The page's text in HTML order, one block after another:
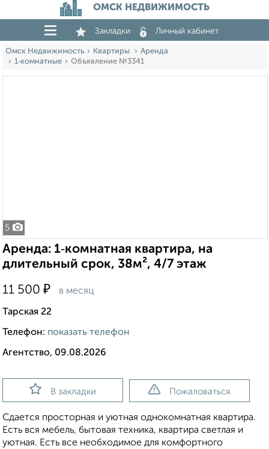
ОМСК НЕДВИЖИМОСТЬ
Закладки Личный кабинет
Омск Недвижимость Квартиры
Аренда
1‑комнатные
Объявление №3341
5
Аренда: 1‑комнатная квартира, на
длительный срок, 38м², 4/7 этаж
11 500 ₽ в месяц
Тарская 22
Телефон: показать телефон
Агентство, 09.08.2026
В закладки Пожаловаться
Сдается просторная и уютная однокомнатная квартира.
Есть вся мебель, бытовая техника, квартира светлая и
уютная. Есть все необходимое для комфортного